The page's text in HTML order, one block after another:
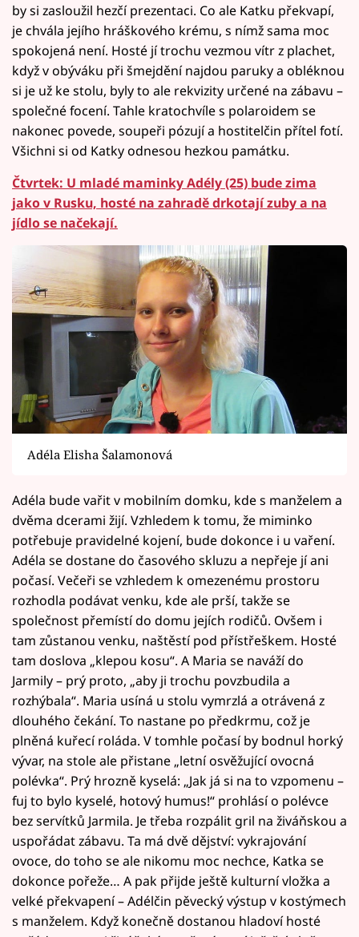
by si zasloužil hezčí prezentaci. Co ale Katku překvapí,
je chvála jejího hráškového krému, s nímž sama moc
spokojená není. Hosté jí trochu vezmou vítr z plachet,
když v obýváku při šmejdění najdou paruky a obléknou
si je už ke stolu, byly to ale rekvizity určené na zábavu –
společné focení. Tahle kratochvíle s polaroidem se
nakonec povede, soupeři pózují a hostitelčin přítel fotí.
Všichni si od Katky odnesou hezkou památku.
Čtvrtek: U mladé maminky Adély (25) bude zima
jako v Rusku, hosté na zahradě drkotají zuby a na
jídlo se načekají.
Adéla Elisha Šalamonová
Adéla bude vařit v mobilním domku, kde s manželem a
dvěma dcerami žijí. Vzhledem k tomu, že miminko
potřebuje pravidelné kojení, bude dokonce i u vaření.
Adéla se dostane do časového skluzu a nepřeje jí ani
počasí. Večeři se vzhledem k omezenému prostoru
rozhodla podávat venku, kde ale prší, takže se
společnost přemístí do domu jejích rodičů. Ovšem i
tam zůstanou venku, naštěstí pod přístřeškem. Hosté
tam doslova „klepou kosu“. A Maria se naváží do
Jarmily – prý proto, „aby ji trochu povzbudila a
rozhýbala“. Maria usíná u stolu vymrzlá a otrávená z
dlouhého čekání. To nastane po předkrmu, což je
plněná kuřecí roláda. V tomhle počasí by bodnul horký
vývar, na stole ale přistane „letní osvěžující ovocná
polévka“. Prý hrozně kyselá: „Jak já si na to vzpomenu –
fuj to bylo kyselé, hotový humus!“ prohlásí o polévce
bez servítků Jarmila. Je třeba rozpálit gril na živáňskou a
uspořádat zábavu. Ta má dvě dějství: vykrajování
ovoce, do toho se ale nikomu moc nechce, Katka se
dokonce pořeže… A pak přijde ještě kulturní vložka a
velké překvapení – Adélčin pěvecký výstup v kostýmech
s manželem. Když konečně dostanou hladoví hosté